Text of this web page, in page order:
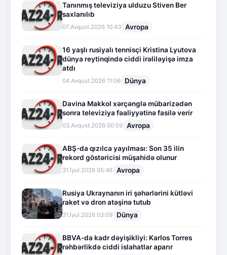
Tanınmış televiziya ulduzu Stiven Ber
saxlanılıb
07.Avqust.2026 10:43 Avropa
16 yaşlı rusiyalı tennisçi Kristina Lyutova
dünya reytinqində ciddi irəliləyişə imza
atdı
04.Avqust.2026 11:06 Dünya
Davina Makkol xərçənglə mübarizədən
sonra televiziya fəaliyyətinə fasilə verir
03.Avqust.2026 00:59 Avropa
ABŞ-da qızılca yayılması: Son 35 ilin
rekord göstəricisi müşahidə olunur
31.İyul.2026 05:46 Avropa
Rusiya Ukraynanın iri şəhərlərini kütləvi
raket və dron atəşinə tutub
31.İyul.2026 03:09 Dünya
BBVA-da kadr dəyişikliyi: Karlos Torres
rəhbərlikdə ciddi islahatlar aparır